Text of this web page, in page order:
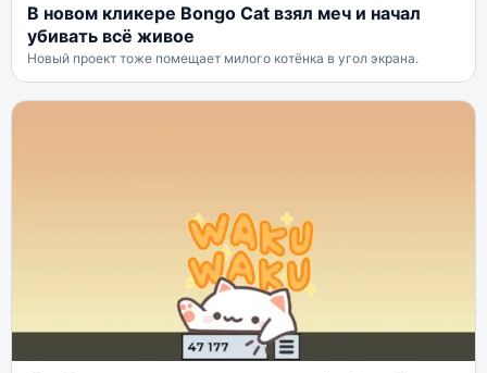
В новом кликере Bongo Cat взял меч и начал
убивать всё живое
Новый проект тоже помещает милого котёнка в угол экрана.